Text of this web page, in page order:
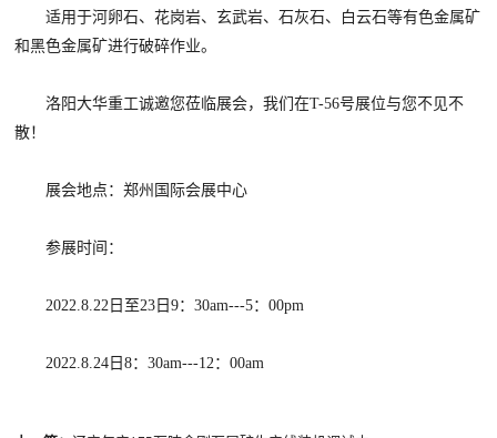
适用于河卵石、花岗岩、玄武岩、石灰石、白云石等有色金属矿
和黑色金属矿进行破碎作业。
洛阳大华重工诚邀您莅临展会，我们在T-56号展位与您不见不
散！
展会地点：郑州国际会展中心
参展时间：
2022.8.22日至23日9：30am---5：00pm
2022.8.24日8：30am---12：00am